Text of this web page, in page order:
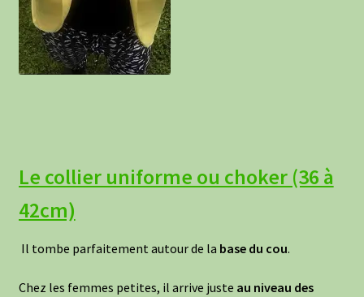
Le collier uniforme ou choker (36 à
42cm)
Il tombe parfaitement autour de la base du cou.
Chez les femmes petites, il arrive juste au niveau des